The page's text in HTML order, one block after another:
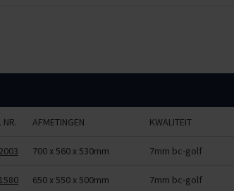
NR. AFMETINGEN KWALITEIT
700 x 560 x 530mm 7mm bc-golf
650 x 550 x 500mm 7mm bc-golf